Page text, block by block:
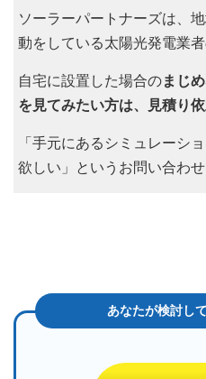
ソーラーパートナーズは、
動をしている太陽光発電業
自宅に設置した場合のまじ
を見てみたい方は、見積り
「手元にあるシミュレーシ
欲しい」というお問い合わせ